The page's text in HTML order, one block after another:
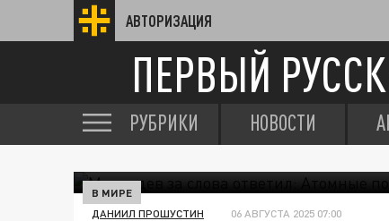
АВТОРИЗАЦИЯ
ПЕРВЫЙ
РУБРИКИ НОВОСТИ
В МИРЕ
ДАНИИЛ ПРОШУСТИН 06 АВГУСТА 2025 07:00